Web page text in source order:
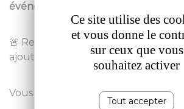
événements
🚨 Restez en veille, des
ajoutés jusqu'au 3 novembre !
Vous y trouverez différentes
Ce site utilise des
et vous donne le
sur ceux que vous
souhaitez activer
Tout accepter